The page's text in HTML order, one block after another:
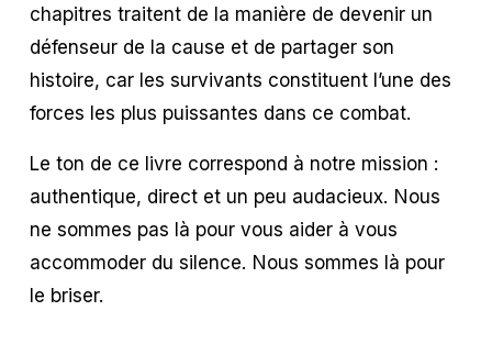
chapitres traitent de la manière de devenir un
défenseur de la cause et de partager son
histoire, car les survivants constituent l’une des
forces les plus puissantes dans ce combat.
Le ton de ce livre correspond à notre mission :
authentique, direct et un peu audacieux. Nous
ne sommes pas là pour vous aider à vous
accommoder du silence. Nous sommes là pour
le briser.